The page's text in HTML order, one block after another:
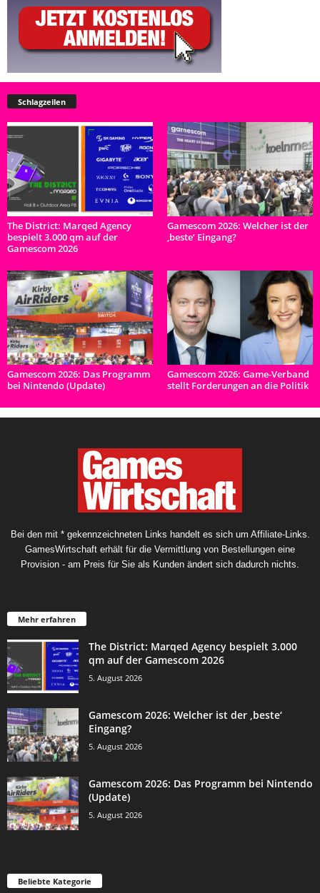
Schlagzeilen
The District: Marqed Agency
bespielt 3.000 qm auf der
Gamescom 2026
Gamescom 2026: Welcher ist der
‚beste‘ Eingang?
Gamescom 2026: Das Programm
bei Nintendo (Update)
Gamescom 2026: Game-Verband
stellt Forderungen an die Politik
Bei den mit * gekennzeichneten Links handelt es sich um Affiliate-Links.
GamesWirtschaft erhält für die Vermittlung von Bestellungen eine
Provision - am Preis für Sie als Kunden ändert sich dadurch nichts.
Mehr erfahren
The District: Marqed Agency bespielt 3.000
qm auf der Gamescom 2026
5. August 2026
Gamescom 2026: Welcher ist der ‚beste‘
Eingang?
5. August 2026
Gamescom 2026: Das Programm bei Nintendo
(Update)
5. August 2026
Beliebte Kategorie